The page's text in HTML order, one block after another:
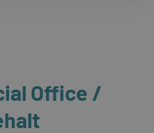
Office /